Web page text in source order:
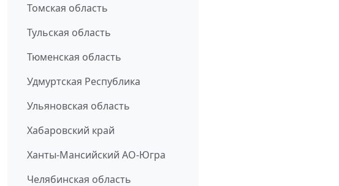
Томская область
Тульская область
Тюменская область
Удмуртская Республика
Ульяновская область
Хабаровский край
Ханты-Мансийский АО-Югра
Челябинская область